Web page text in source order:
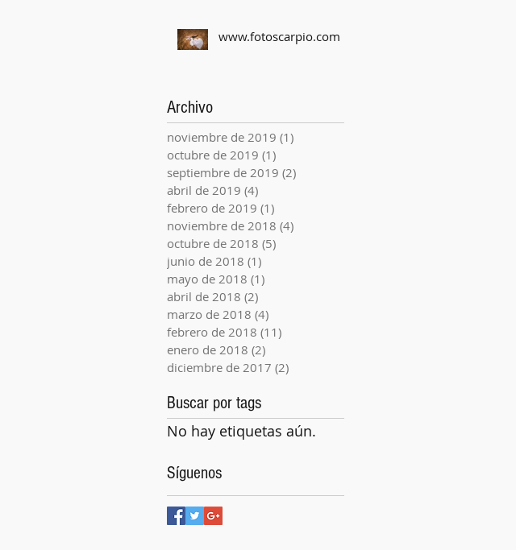
www.fotoscarpio.com
Archivo
noviembre de 2019 (1)
octubre de 2019 (1)
septiembre de 2019 (2)
abril de 2019 (4)
febrero de 2019 (1)
noviembre de 2018 (4)
octubre de 2018 (5)
junio de 2018 (1)
mayo de 2018 (1)
abril de 2018 (2)
marzo de 2018 (4)
febrero de 2018 (11)
enero de 2018 (2)
diciembre de 2017 (2)
Buscar por tags
No hay etiquetas aún.
Síguenos